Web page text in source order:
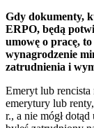
Gdy dokumenty,
ERPO, będą
umowę o pracę,
wynagrodzenie
zatrudnienia i
Emeryt lub
emerytury lub
r., a nie mógł